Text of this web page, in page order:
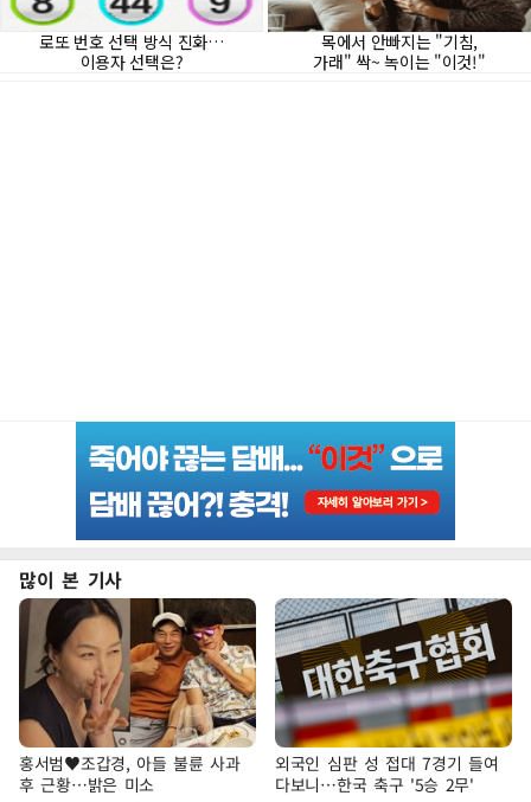
많이 본 기사
홍서범♥조갑경, 아들 불륜 사과
후 근황…밝은 미소
외국인 심판 성 접대 7경기 들여
다보니…한국 축구 '5승 2무'